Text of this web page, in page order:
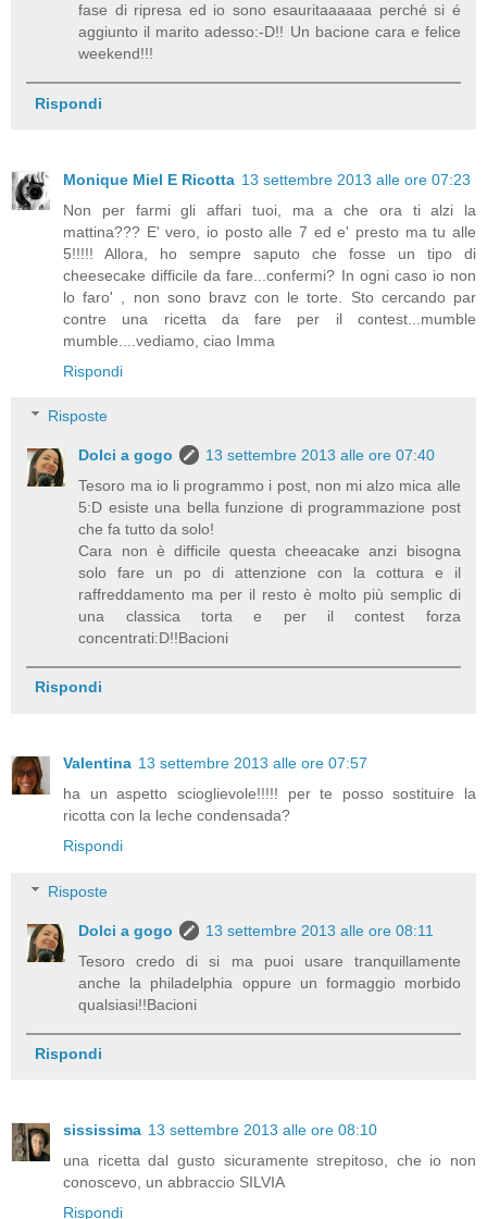
fase di ripresa ed io sono esauritaaaaaa perché si é
aggiunto il marito adesso:-D!! Un bacione cara e felice
weekend!!!
Rispondi
Monique Miel E Ricotta 13 settembre 2013 alle ore 07:23
Non per farmi gli affari tuoi, ma a che ora ti alzi la
mattina??? E' vero, io posto alle 7 ed e' presto ma tu alle
5!!!!! Allora, ho sempre saputo che fosse un tipo di
cheesecake difficile da fare...confermi? In ogni caso io non
lo faro' , non sono bravz con le torte. Sto cercando par
contre una ricetta da fare per il contest...mumble
mumble....vediamo, ciao Imma
Rispondi
Risposte
Dolci a gogo
13 settembre 2013 alle ore 07:40
Tesoro ma io li programmo i post, non mi alzo mica alle
5:D esiste una bella funzione di programmazione post
che fa tutto da solo!
Cara non è difficile questa cheeacake anzi bisogna
solo fare un po di attenzione con la cottura e il
raffreddamento ma per il resto è molto più semplic di
una classica torta e per il contest forza
concentrati:D!!Bacioni
Rispondi
Valentina 13 settembre 2013 alle ore 07:57
ha un aspetto scioglievole!!!!! per te posso sostituire la
ricotta con la leche condensada?
Rispondi
Risposte
Dolci a gogo
13 settembre 2013 alle ore 08:11
Tesoro credo di si ma puoi usare tranquillamente
anche la philadelphia oppure un formaggio morbido
qualsiasi!!Bacioni
Rispondi
sississima 13 settembre 2013 alle ore 08:10
una ricetta dal gusto sicuramente strepitoso, che io non
conoscevo, un abbraccio SILVIA
Rispondi